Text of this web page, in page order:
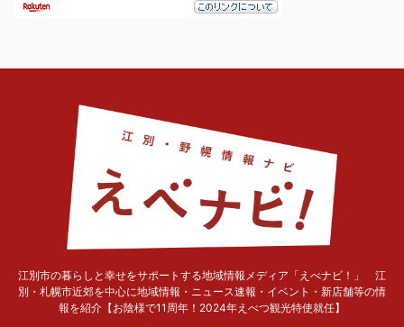
江別市の暮らしと幸せをサポートする地域情報メディア「えべナビ！」 江
別・札幌市近郊を中心に地域情報・ニュース速報・イベント・新店舗等の情
報を紹介【お陰様で11周年！2024年えべつ観光特使就任】